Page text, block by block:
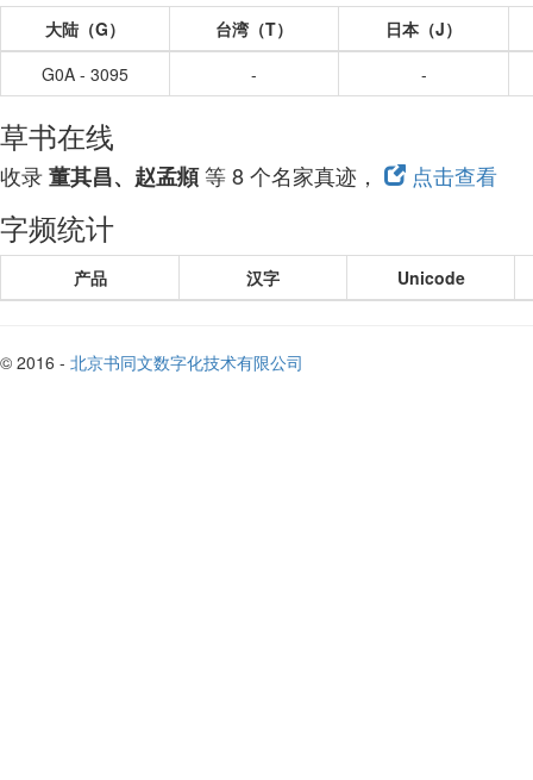
大陆（G） 台湾（T）
日本（J）
G0A - 3095
- -
草书在线
收录董其昌、赵孟頫等 8 个名家真迹， 点击查看
字频统计
产品 汉字 Unicode
© 2016 - 北京书同文数字化技术有限公司